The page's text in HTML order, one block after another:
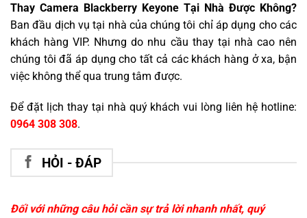
Thay Camera Blackberry Keyone Tại Nhà Được Không?
Ban đầu dịch vụ tại nhà của chúng tôi chỉ áp dụng cho các
khách hàng VIP. Nhưng do nhu cầu thay tại nhà cao nên
chúng tôi đã áp dụng cho tất cả các khách hàng ở xa, bận
việc không thể qua trung tâm được.
Để đặt lịch thay tại nhà quý khách vui lòng liên hệ hotline:
0964 308 308.
HỎI - ĐÁP
Đối với những câu hỏi cần sự trả lời nhanh nhất, quý